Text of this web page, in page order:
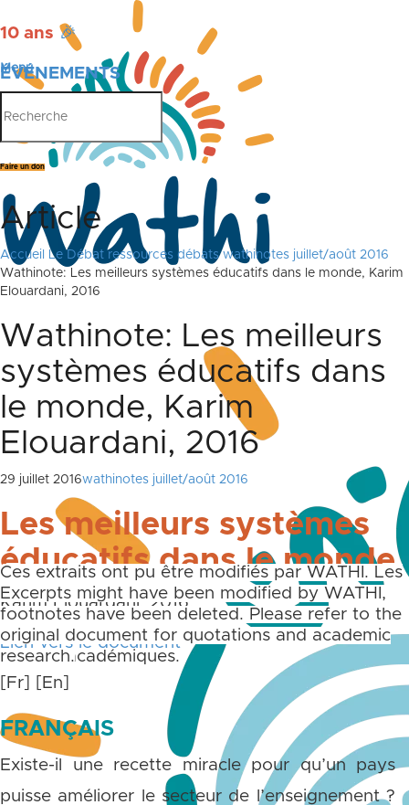
10 ans 🎉
ÉVÉNEMENTS
PUBLICATIONS
Menu
Faire un don
Article
Accueil Le Débat ressources débats wathinotes juillet/août 2016
Wathinote: Les meilleurs systèmes éducatifs dans le monde, Karim
Elouardani, 2016
Wathinote: Les meilleurs
systèmes éducatifs dans
le monde, Karim
Elouardani, 2016
29 juillet 2016wathinotes juillet/août 2016
Les meilleurs systèmes
éducatifs dans le monde
Karim Elouardani, 2016.
Lien vers le document
[Fr] [En]
FRANÇAIS
Existe-il une recette miracle pour qu’un pays
puisse améliorer le secteur de l’enseignement ?
Ces extraits ont pu être modifiés par WATHI. Les
notes de bas et de fin de page ne sont pas
reprises. Merci de toujours vous référer aux
documents originaux pour des citations et des
travaux académiques.
Excerpts might have been modified by WATHI,
footnotes have been deleted. Please refer to the
original document for quotations and academic
research.